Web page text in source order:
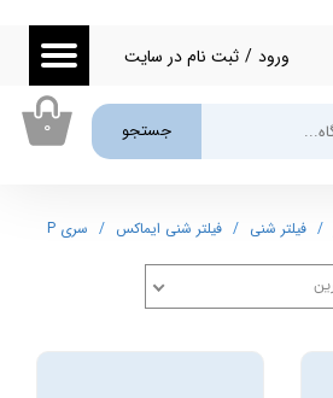
جستجو
ورود / ثبت نام در سایت
۰
فیلتر شنی فیلتر شنی ایماکس سری P